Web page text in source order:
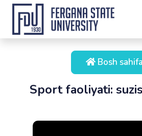
Bosh sahifa
Sport faoliyati: